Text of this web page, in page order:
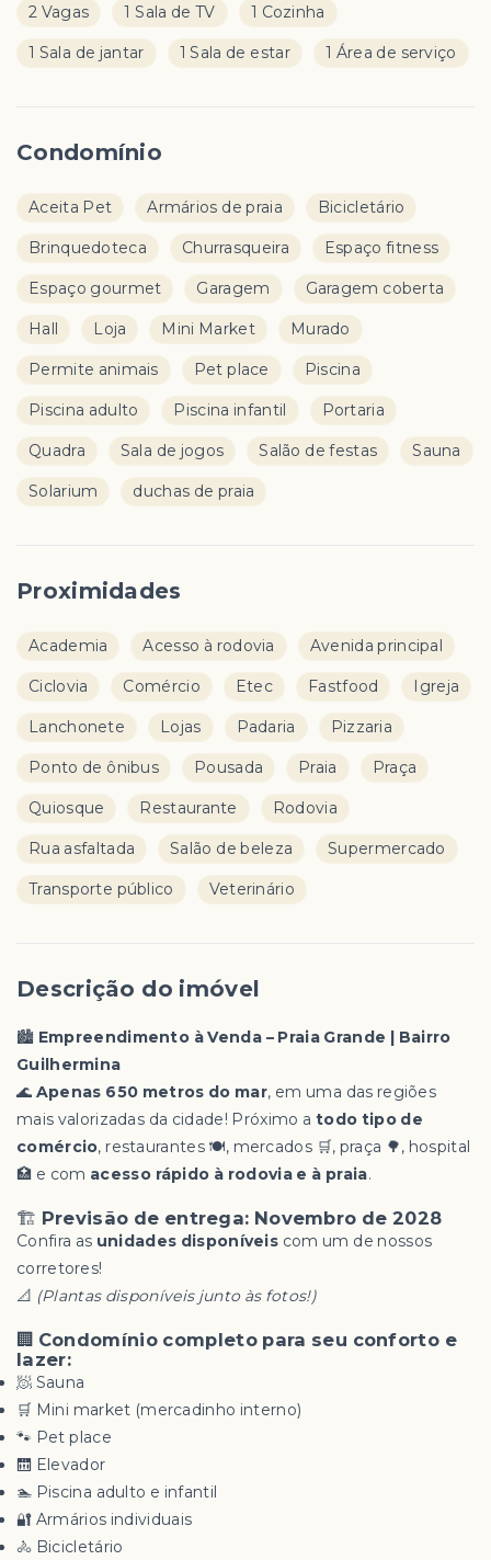
2 Vagas 1 Sala de TV 1 Cozinha
1 Sala de jantar 1 Sala de estar 1 Área de serviço
Condomínio
Aceita Pet Armários de praia Bicicletário
Brinquedoteca Churrasqueira Espaço fitness
Espaço gourmet Garagem Garagem coberta
Hall Loja Mini Market Murado
Permite animais Pet place Piscina
Piscina adulto Piscina infantil Portaria
Quadra Sala de jogos Salão de festas Sauna
Solarium duchas de praia
Proximidades
Academia Acesso à rodovia Avenida principal
Ciclovia Comércio Etec Fastfood Igreja
Lanchonete Lojas Padaria Pizzaria
Ponto de ônibus Pousada Praia Praça
Quiosque Restaurante Rodovia
Rua asfaltada Salão de beleza Supermercado
Transporte público Veterinário
Descrição do imóvel
🏙️ Empreendimento à Venda – Praia Grande | Bairro
Guilhermina
🌊 Apenas 650 metros do mar, em uma das regiões
mais valorizadas da cidade! Próximo a todo tipo de
comércio, restaurantes 🍽️, mercados 🛒, praça 🌳, hospital
🏥 e com acesso rápido à rodovia e à praia.
🏗️ Previsão de entrega: Novembro de 2028
Confira as unidades disponíveis com um de nossos
corretores!
📐 (Plantas disponíveis junto às fotos!)
🏢 Condomínio completo para seu conforto e
lazer:
🧖 Sauna
🛒 Mini market (mercadinho interno)
🐾 Pet place
🛗 Elevador
🏊 Piscina adulto e infantil
🔐 Armários individuais
🚴 Bicicletário